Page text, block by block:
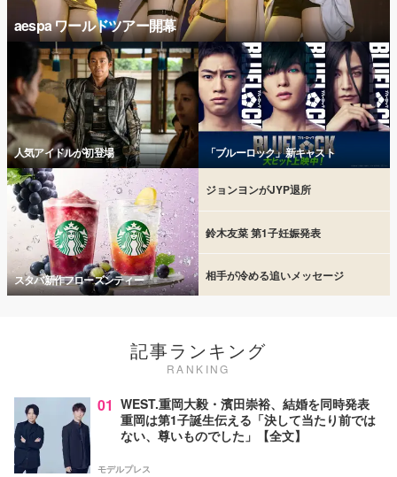
aespa ワールドツアー開幕
人気アイドルが初登場 「ブルーロック」新キャスト
スタバ新作フローズンティー
ジョンヨンがJYP退所
鈴木友菜 第1子妊娠発表
相手が冷める追いメッセージ
記事ランキング
RANKING
01 WEST.重岡大毅・濱田崇裕、結婚を同時発表
重岡は第1子誕生伝える「決して当たり前では
ない、尊いものでした」【全文】
モデルプレス